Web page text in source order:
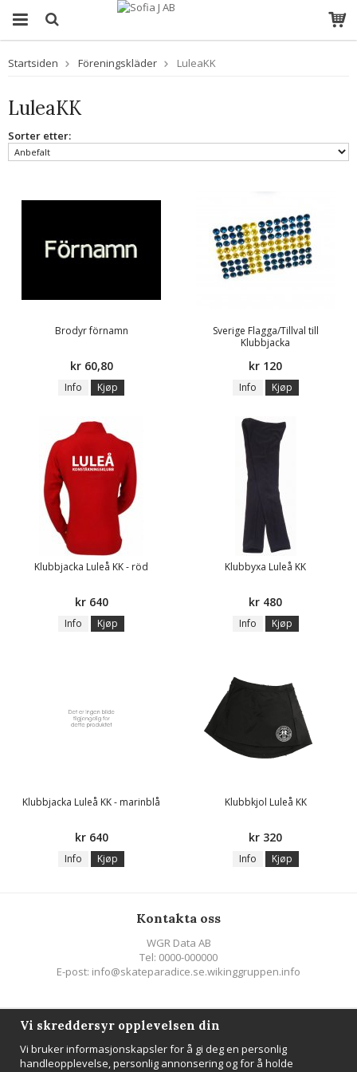
Startsiden Föreningskläder LuleaKK
LuleaKK
Sorter etter:
Brodyr förnamn
kr 60,80
Info Kjøp
Sverige Flagga/Tillval till
Klubbjacka
kr 120
Info Kjøp
Klubbjacka Luleå KK - röd
kr 640
Info Kjøp
Klubbyxa Luleå KK
kr 480
Info Kjøp
Klubbjacka Luleå KK - marinblå
kr 640
Info Kjøp
Klubbkjol Luleå KK
kr 320
Info Kjøp
Kontakta oss
WGR Data AB
Tel: 0000-000000
E-post: info@skateparadice.se.wikinggruppen.info
Vi skreddersyr opplevelsen din
Vi bruker informasjonskapsler for å gi deg en personlig
handleopplevelse, personlig annonsering og for å holde